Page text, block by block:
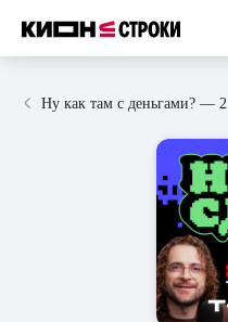
Ну как там с деньгами? — 2